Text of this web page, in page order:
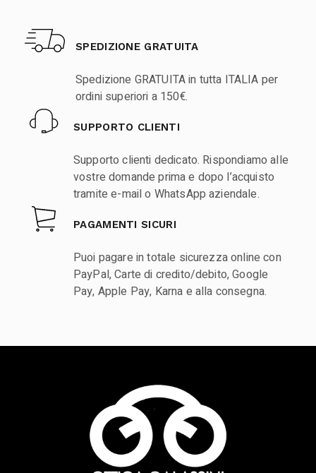
SPEDIZIONE GRATUITA
Spedizione GRATUITA in tutta ITALIA per
ordini superiori a 150€.
SUPPORTO CLIENTI
Supporto clienti dedicato. Rispondiamo alle
vostre domande prima e dopo l’acquisto
tramite e-mail o WhatsApp aziendale.
PAGAMENTI SICURI
Puoi pagare in totale sicurezza online con
PayPal, Carte di credito/debito, Google
Pay, Apple Pay, Karna e alla consegna.